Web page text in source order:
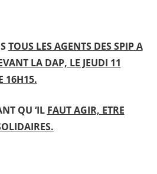
TOUS LES AGENTS DES SPIP A
LA DAP, LE JEUDI 11
16H15.
QU ‘IL FAUT AGIR, ETRE